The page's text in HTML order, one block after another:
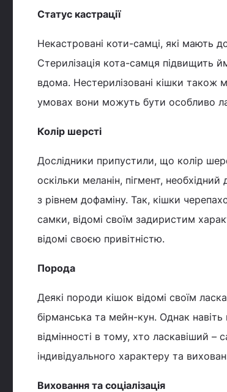
Статус кастрації
Некастровані коти-самці, які мають
Стерилізація кота-самця підвищить
вдома. Нестерилізовані кішки
умовах вони можуть бути особливо
Колір шерсті
Дослідники припустили, що колір
оскільки меланін, пігмент,
з рівнем дофаміну. Так, кішки
самки, відомі своїм задиристим
відомі своєю привітністю.
Порода
Деякі породи кішок відомі своїм
бірманська та мейн-кун. Однак
відмінності в тому, хто ласкавіший –
індивідуального характеру та
Виховання та соціалізація